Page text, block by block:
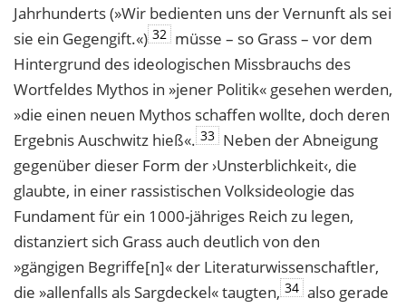
Jahrhunderts (»Wir bedienten uns der Vernunft als sei
sie ein Gegengift.«) 32 müsse – so Grass – vor dem
Hintergrund des ideologischen Missbrauchs des
Wortfeldes Mythos in »jener Politik« gesehen werden,
»die einen neuen Mythos schaffen wollte, doch deren
Ergebnis Auschwitz hieß«. 33 Neben der Abneigung
gegenüber dieser Form der ›Unsterblichkeit‹, die
glaubte, in einer rassistischen Volksideologie das
Fundament für ein 1000-jähriges Reich zu legen,
distanziert sich Grass auch deutlich von den
»gängigen Begriffe[n]« der Literaturwissenschaftler,
die »allenfalls als Sargdeckel« taugten, 34 also gerade